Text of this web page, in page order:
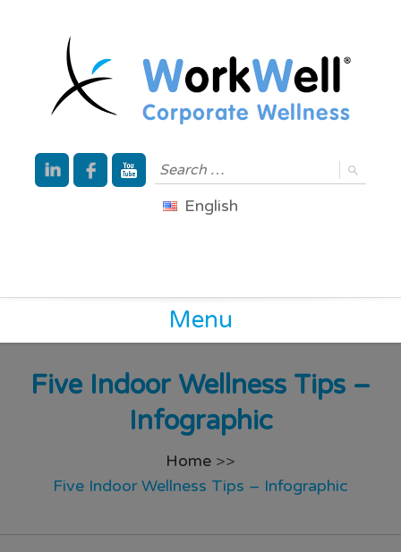
English
Menu
Five Indoor Wellness Tips –
Infographic
Home >>
Five Indoor Wellness Tips – Infographic